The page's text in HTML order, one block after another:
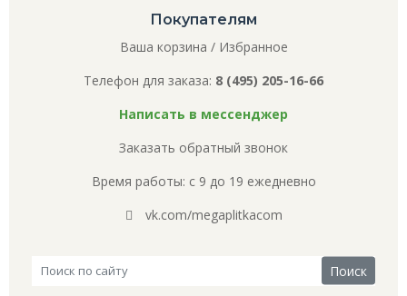
Покупателям
Ваша корзина / Избранное
Телефон для заказа: 8 (495) 205-16-66
Написать в мессенджер
Заказать обратный звонок
Время работы: с 9 до 19 ежедневно
vk.com/megaplitkacom